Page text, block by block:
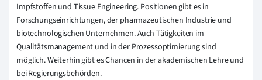
Impfstoffen und Tissue Engineering. Positionen gibt es in
Forschungseinrichtungen, der pharmazeutischen Industrie und
biotechnologischen Unternehmen. Auch Tätigkeiten im
Qualitätsmanagement und in der Prozessoptimierung sind
möglich. Weiterhin gibt es Chancen in der akademischen Lehre und
bei Regierungsbehörden.